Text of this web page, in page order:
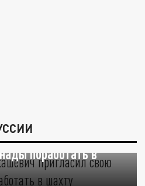
пригласил
поработать в